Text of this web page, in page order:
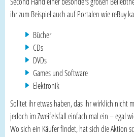
ihr zum Beispiel auch auf Portalen wie reBuy
Bücher
CDs
DVDs
Games und Software
Elektronik
Solltet ihr etwas haben, das ihr wirklich nicht
jedoch im Zweifelsfall einfach mal ein – egal
Wo sich ein Käufer findet, hat sich die Aktion